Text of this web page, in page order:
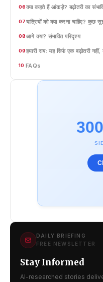
06क्या कहते हैं आंकड़े? बढ़ोतरी का
07यात्रियों को क्या करना चाहिए? कुछ
08आगे क्या? संभावित परिदृश्य
09हमारी राय: यह सिर्फ एक बढ़ोतरी
10 FAQs
DAILY BRIEFING
FREE NEWSLETTER
Stay Informed
AI-researched stories